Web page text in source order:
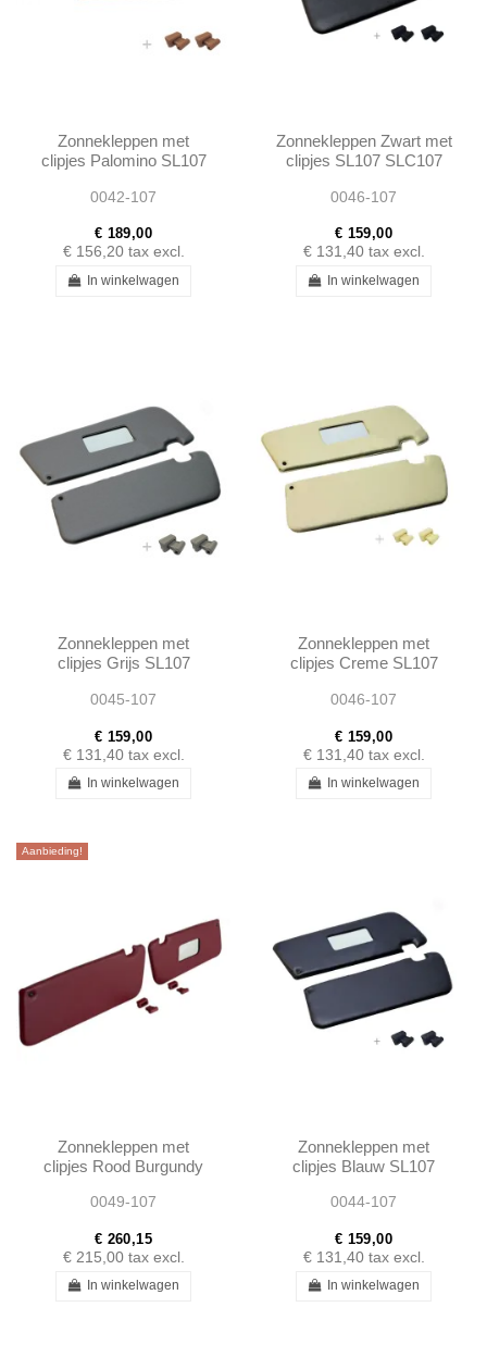
Zonnekleppen met
clipjes Palomino SL107
0042-107
€ 189,00
€ 156,20 tax excl.
In winkelwagen
Zonnekleppen Zwart met
clipjes SL107 SLC107
0046-107
€ 159,00
€ 131,40 tax excl.
In winkelwagen
Zonnekleppen met
clipjes Grijs SL107
0045-107
€ 159,00
€ 131,40 tax excl.
In winkelwagen
Zonnekleppen met
clipjes Creme SL107
0046-107
€ 159,00
€ 131,40 tax excl.
In winkelwagen
Aanbieding!
Zonnekleppen met
clipjes Rood Burgundy
0049-107
€ 260,15
€ 215,00 tax excl.
In winkelwagen
Zonnekleppen met
clipjes Blauw SL107
0044-107
€ 159,00
€ 131,40 tax excl.
In winkelwagen